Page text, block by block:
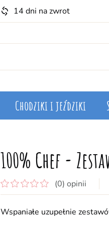
14 dni na zwrot
Chodziki i jeździki
100% Chef -
(0) opinii
Wspaniałe uzupełnie